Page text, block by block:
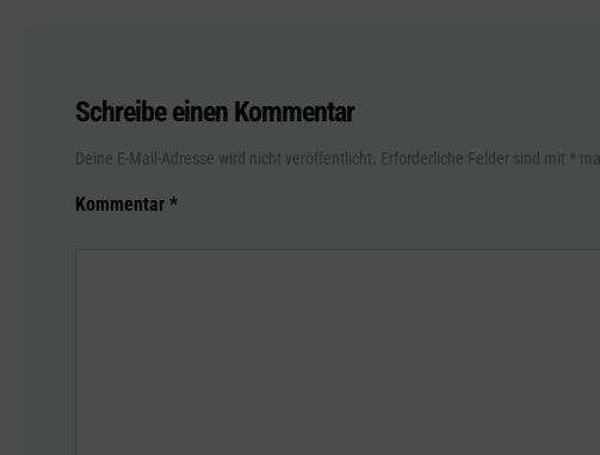
Schreibe einen Kommentar
Deine E-Mail-Adresse wird nicht veröffentlicht. Erforderliche Felder sind mit *
Kommentar *